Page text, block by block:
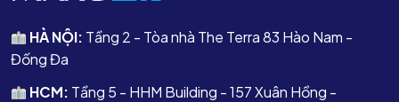
HÀ NỘI: Tầng 2 - Tòa nhà The Terra 83 Hào Nam -
Đống Đa
HCM: Tầng 5 - HHM Building - 157 Xuân Hồng -